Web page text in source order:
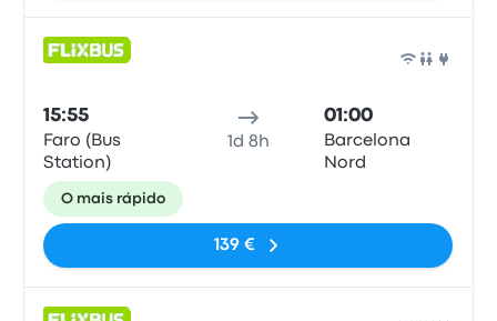
15:55
Faro (Bus
Station)
1d 8h
01:00
Barcelona
Nord
O mais rápido
139 €